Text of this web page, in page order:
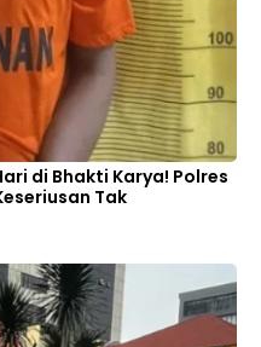
di Bhakti Karya! Polres
Tak